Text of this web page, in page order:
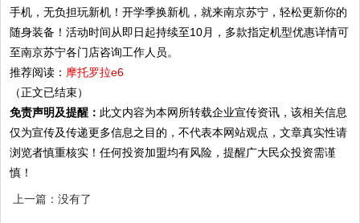
手机，无负担玩新机！开学季换新机，就来南京苏宁，轻松更新你的
随身装备！活动时间从即日起持续至10月，多款指定机型优惠详情可
至南京苏宁各门店咨询工作人员。
推荐阅读： 摩托罗拉e6
（正文已结束）
免责声明及提醒： 此文内容为本网所转载企业宣传资讯，该相关信息
仅为宣传及传递更多信息之目的，不代表本网站观点，文章真实性请
浏览者慎重核实！任何投资加盟均有风险，提醒广大民众投资需谨
慎！
上一篇：没有了